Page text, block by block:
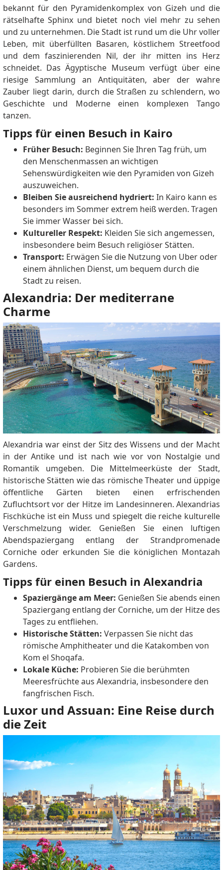
bekannt für den Pyramidenkomplex von Gizeh und die
rätselhafte Sphinx und bietet noch viel mehr zu sehen
und zu unternehmen. Die Stadt ist rund um die Uhr voller
Leben, mit überfüllten Basaren, köstlichem Streetfood
und dem faszinierenden Nil, der ihr mitten ins Herz
schneidet. Das Ägyptische Museum verfügt über eine
riesige Sammlung an Antiquitäten, aber der wahre
Zauber liegt darin, durch die Straßen zu schlendern, wo
Geschichte und Moderne einen komplexen Tango
tanzen.
Tipps für einen Besuch in Kairo
Früher Besuch: Beginnen Sie Ihren Tag früh, um
den Menschenmassen an wichtigen
Sehenswürdigkeiten wie den Pyramiden von Gizeh
auszuweichen.
Bleiben Sie ausreichend hydriert: In Kairo kann es
besonders im Sommer extrem heiß werden. Tragen
Sie immer Wasser bei sich.
Kultureller Respekt: ​​Kleiden Sie sich angemessen,
insbesondere beim Besuch religiöser Stätten.
Transport: Erwägen Sie die Nutzung von Uber oder
einem ähnlichen Dienst, um bequem durch die
Stadt zu reisen.
Alexandria: Der mediterrane
Charme
Alexandria war einst der Sitz des Wissens und der Macht
in der Antike und ist nach wie vor von Nostalgie und
Romantik umgeben. Die Mittelmeerküste der Stadt,
historische Stätten wie das römische Theater und üppige
öffentliche Gärten bieten einen erfrischenden
Zufluchtsort vor der Hitze im Landesinneren. Alexandrias
Fischküche ist ein Muss und spiegelt die reiche kulturelle
Verschmelzung wider. Genießen Sie einen luftigen
Abendspaziergang entlang der Strandpromenade
Corniche oder erkunden Sie die königlichen Montazah
Gardens.
Tipps für einen Besuch in Alexandria
Spaziergänge am Meer: Genießen Sie abends einen
Spaziergang entlang der Corniche, um der Hitze des
Tages zu entfliehen.
Historische Stätten: Verpassen Sie nicht das
römische Amphitheater und die Katakomben von
Kom el Shoqafa.
Lokale Küche: Probieren Sie die berühmten
Meeresfrüchte aus Alexandria, insbesondere den
fangfrischen Fisch.
Luxor und Assuan: Eine Reise durch
die Zeit